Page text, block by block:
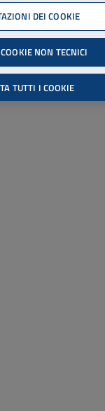
Cerca
DEI COOKIE
NON TECNICI
TUTTI I COOKIE